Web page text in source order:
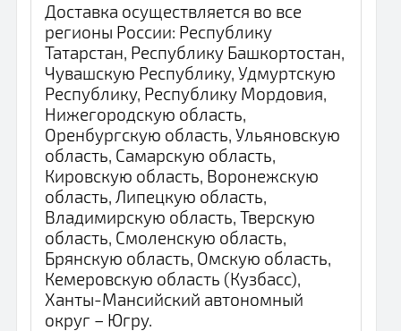
Доставка осуществляется во все
регионы России: Республику
Татарстан, Республику Башкортостан,
Чувашскую Республику, Удмуртскую
Республику, Республику Мордовия,
Нижегородскую область,
Оренбургскую область, Ульяновскую
область, Самарскую область,
Кировскую область, Воронежскую
область, Липецкую область,
Владимирскую область, Тверскую
область, Смоленскую область,
Брянскую область, Омскую область,
Кемеровскую область (Кузбасс),
Ханты-Мансийский автономный
округ – Югру.